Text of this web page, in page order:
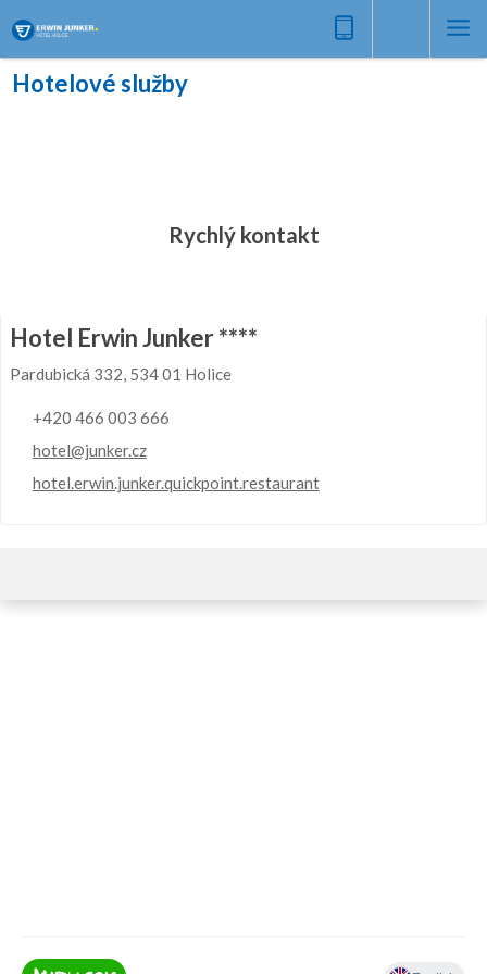
Hotelové služby
Rychlý kontakt
Hotel Erwin Junker ****
Pardubická 332, 534 01 Holice
+420 466 003 666
hotel@junker.cz
hotel.erwin.junker.quickpoint.restaurant